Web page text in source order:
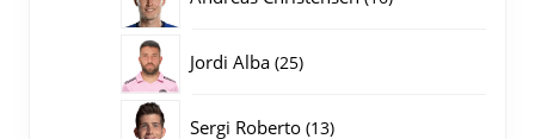
Jordi Alba 2525
Sergi Roberto 1313